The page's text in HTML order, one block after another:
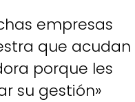
empresas
que acudan
porque les
su gestión»